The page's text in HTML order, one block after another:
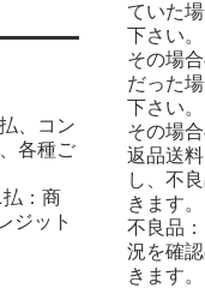
、コン
各種ご
：商
ジット
ていた
下さい
その場
だった
下さい
その場
返品送
し、不
きます。
不良品
況を確
きます